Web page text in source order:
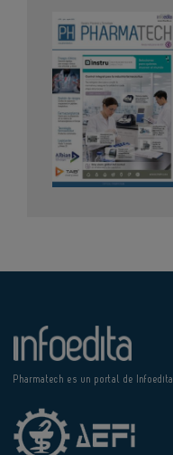
Pharmatech es un portal de Infoedita